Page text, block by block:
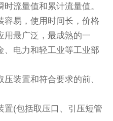
流量值和累计流量值。
容易，使用时间长，价格
用最广泛，最成熟的一
、电力和轻工业等工业部
装置和符合要求的前、
(包括取压口、引压短管